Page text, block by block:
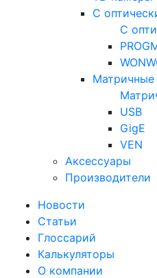
С
С
Матричные
USB
GigE
VEN
Аксессуары
Производители
Новости
Статьи
Глоссарий
Калькуляторы
О компании